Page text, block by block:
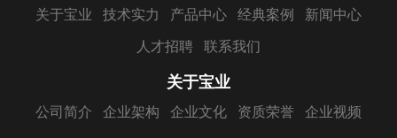
关于宝业 技术实力 产品中心 经典案例 新闻中心
人才招聘 联系我们
关于宝业
公司简介 企业架构 企业文化 资质荣誉 企业视频